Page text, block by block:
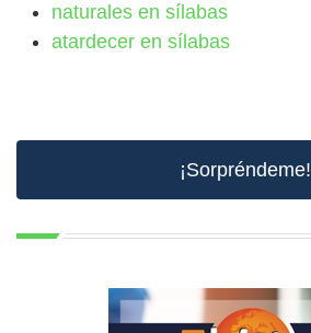
naturales en sílabas
atardecer en sílabas
¡Sorpréndeme!